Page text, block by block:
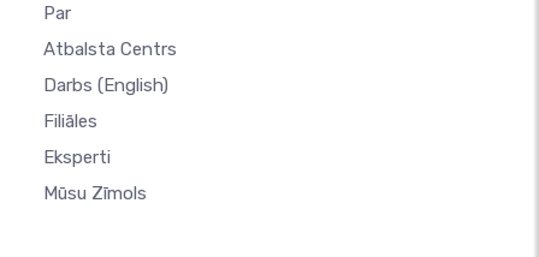
Par
Atbalsta Centrs
Darbs (English)
Filiāles
Eksperti
Mūsu Zīmols